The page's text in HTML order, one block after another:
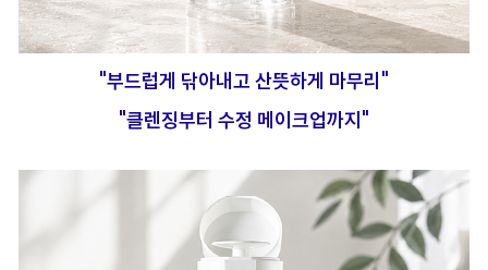
"부드럽게 닦아내고 산뜻하게 마무리"
"클렌징부터 수정 메이크업까지"